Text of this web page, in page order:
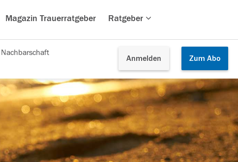
Magazin Trauerratgeber Ratgeber
Anmelden Zum Abo
Nachbarschaft